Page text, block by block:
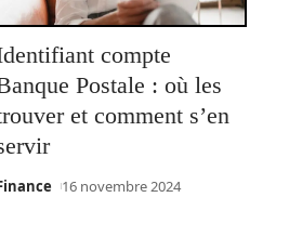
compte
Postale : où les
et comment s’en
16 novembre 2024